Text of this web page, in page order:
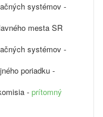
systémov -
mesta SR
systémov -
poriadku -
- prítomný